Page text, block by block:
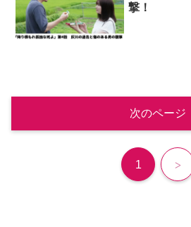
撃！
次のページ
1 次